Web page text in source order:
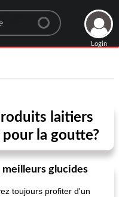
Login
laitiers
la goutte?
glucides
toujours profiter d'un